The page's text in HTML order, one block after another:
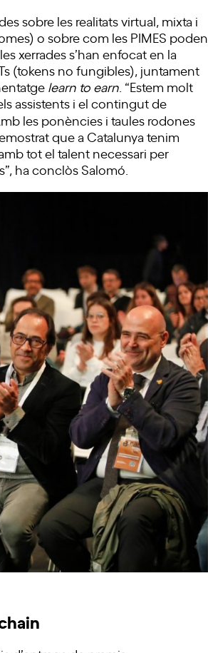
sobre les realitats virtual, mixta i
o sobre com les PIMES poden
xerrades s’han enfocat en la
(tokens no fungibles), juntament
learn to earn . “Estem molt
assistents i el contingut de
les ponències i taules rodones
que a Catalunya tenim
tot el talent necessari per
ha conclòs Salomó.